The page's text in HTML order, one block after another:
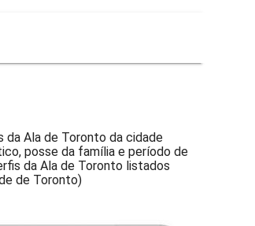
da Ala de Toronto da cidade
posse da família e período de
da Ala de Toronto listados
de Toronto)